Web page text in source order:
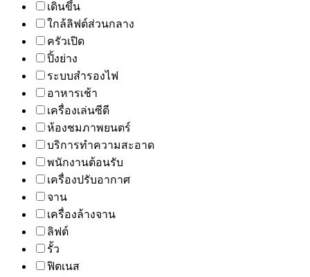
เดินขึ้น
ใกล้ลิฟต์ส่วนกลาง
ครัวเปิด
ปิ้งย่าง
ระบบสำรองไฟ
อาหารเช้า
เครื่องเล่นซีดี
ห้องชมภาพยนตร์
บริการทำความสะอาด
พนักงานต้อนรับ
เครื่องปรับอากาศ
จาน
เครื่องล้างจาน
ลิฟต์
รั้ว
ฟิตเนส